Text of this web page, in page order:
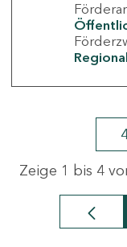
Zeige 1 bis 4